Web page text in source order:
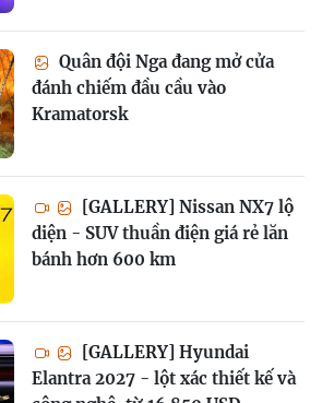
Quân đội Nga đang mở cửa
đánh chiếm đầu cầu vào
Kramatorsk
[GALLERY] Nissan NX7 lộ
diện - SUV thuần điện giá rẻ lăn
bánh hơn 600 km
[GALLERY] Hyundai
Elantra 2027 - lột xác thiết kế và